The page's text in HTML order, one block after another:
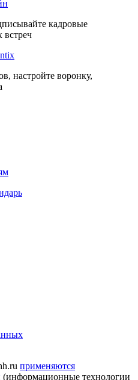
кадровые
встреч
настройте воронку,
применяются
(информационные технологии